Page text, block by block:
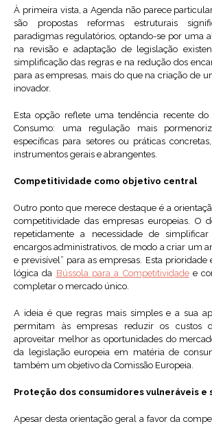
À primeira vista, a Agenda não parece
são propostas reformas estruturais
paradigmas regulatórios, optando-se por uma
na revisão e adaptação de legislação
simplificação das regras e na redução dos
para as empresas, mais do que na criação de
inovador.
Esta opção reflete uma tendência recente
Consumo: uma regulação mais
específicas para setores ou práticas
instrumentos gerais e abrangentes.
Competitividade como objetivo central
Outro ponto que merece destaque é a
competitividade das empresas europeias. O
repetidamente a necessidade de
encargos administrativos, de modo a criar um
e previsível” para as empresas. Esta
lógica da Bússola para a Competitividadee
completar o mercado único.
A ideia é que regras mais simples e a sua
permitam às empresas reduzir os custos
aproveitar melhor as oportunidades do
da legislação europeia em matéria de
também um objetivo da Comissão Europeia.
Proteção dos consumidores vulneráveis
Apesar desta orientação geral a favor da